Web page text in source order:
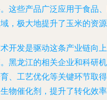
这些产品广泛应用于食品
，极大地提升了玉米的资源
开发是驱动这条产业链向
黑龙江的相关企业和科研
、工艺优化等关键环节取
物催化剂，提升了转化效